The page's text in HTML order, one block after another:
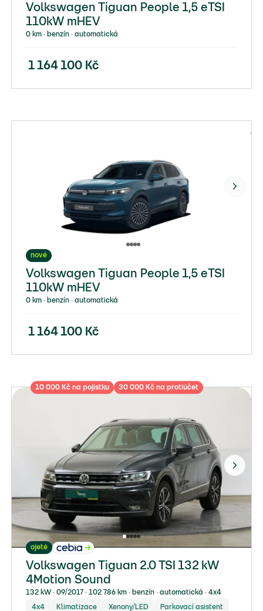
Volkswagen Tiguan People 1,5 eTSI
110kW mHEV
0 km ∙ benzín ∙ automatická
1 164 100 Kč
nové
Volkswagen Tiguan People 1,5 eTSI
110kW mHEV
0 km ∙ benzín ∙ automatická
1 164 100 Kč
10 000 Kč na pojistku 30 000 Kč na protiúčet
ojeté
Volkswagen Tiguan 2.0 TSI 132 kW
4Motion Sound
132 kW ∙ 09/2017 ∙ 102 786 km ∙ benzín ∙ automatická ∙ 4x4
4x4 Klimatizace Xenony/LED Parkovací asistent